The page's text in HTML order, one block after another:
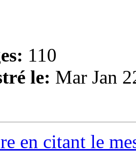
110
le: Mar Jan
en citant le